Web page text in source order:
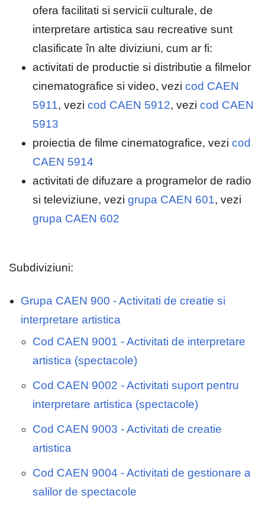
ofera facilitati si servicii culturale, de
interpretare artistica sau recreative sunt
clasificate în alte diviziuni, cum ar fi:
activitati de productie si distributie a filmelor
cinematografice si video, vezi cod CAEN
5911, vezi cod CAEN 5912, vezi cod CAEN
5913
proiectia de filme cinematografice, vezi cod
CAEN 5914
activitati de difuzare a programelor de radio
si televiziune, vezi grupa CAEN 601, vezi
grupa CAEN 602
Subdiviziuni:
Grupa CAEN 900 - Activitati de creatie si
interpretare artistica
Cod CAEN 9001 - Activitati de interpretare
artistica (spectacole)
Cod CAEN 9002 - Activitati suport pentru
interpretare artistica (spectacole)
Cod CAEN 9003 - Activitati de creatie
artistica
Cod CAEN 9004 - Activitati de gestionare a
salilor de spectacole